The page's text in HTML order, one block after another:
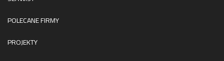
POLECANE FIRMY
PROJEKTY